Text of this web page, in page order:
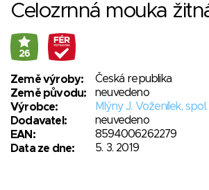
Celozrnná mouka
26
Země výroby:
Česká republika
Země původu:
neuvedeno
Výrobce:
Mlýny J. Voženílek, spol.
Dodavatel:
neuvedeno
EAN:
8594006262279
Data ze dne:
5. 3. 2019